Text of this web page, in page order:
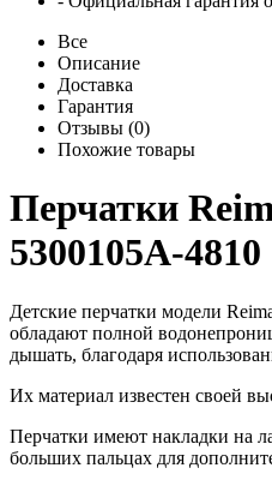
Все
Описание
Доставка
Гарантия
Отзывы (0)
Похожие товары
Перчатки
5300105A-4810
Детские перчатки модели
обладают полной
дышать, благодаря
Их материал известен своей
Перчатки имеют накладки на
больших пальцах для